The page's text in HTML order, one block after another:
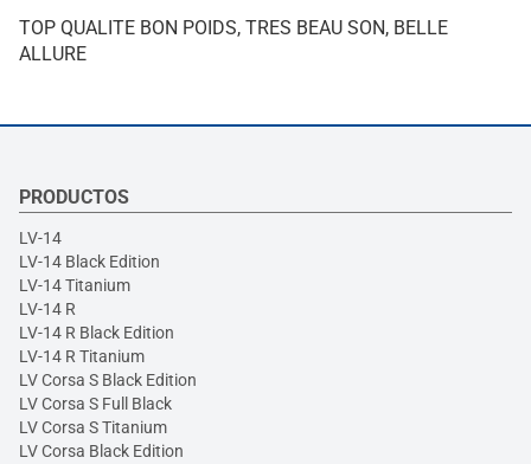
TOP QUALITE BON POIDS, TRES BEAU SON, BELLE
ALLURE
PRODUCTOS
LV-14
LV-14 Black Edition
LV-14 Titanium
LV-14 R
LV-14 R Black Edition
LV-14 R Titanium
LV Corsa S Black Edition
LV Corsa S Full Black
LV Corsa S Titanium
LV Corsa Black Edition